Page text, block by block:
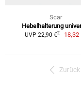
Scar
Hebelhalterung
UVP 22,90 €2 18,32
Zurück